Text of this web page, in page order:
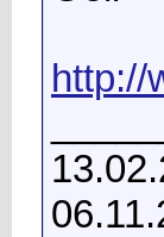
http://